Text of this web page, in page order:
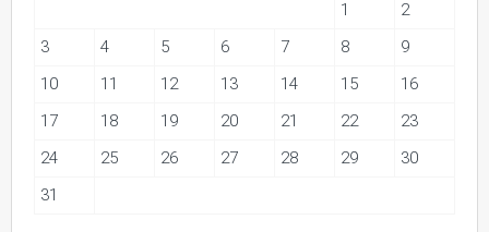
1
2
3
4 5 6 7 8
9
10
11 12 13 14 15
16
17
18 19 20 21 22
23
24
25 26 27 28 29
30
31